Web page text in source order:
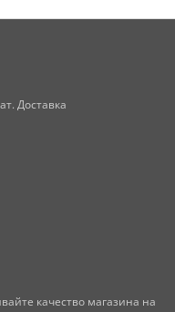
Доставка